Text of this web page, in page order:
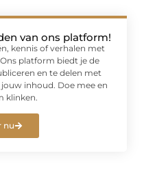
van ons platform!
kennis of verhalen met
platform biedt je de
en te delen met
inhoud. Doe mee en
klinken.
nu